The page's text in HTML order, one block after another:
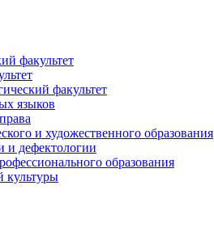
факультет
факультет
языков
и художественного образования
и дефектологии
образования
культуры